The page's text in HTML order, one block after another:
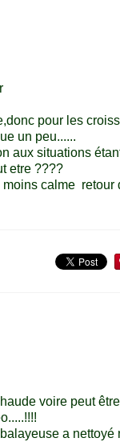
pour les
un peu......
aux situations
etre ????
calme retour
voire peut
a